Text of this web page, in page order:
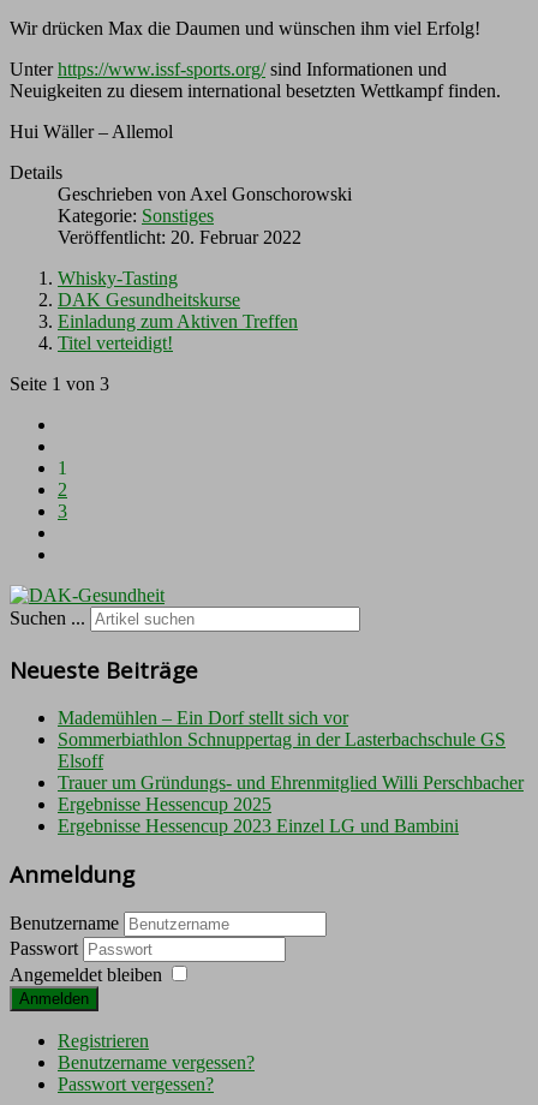
Wir drücken Max die Daumen und wünschen ihm viel Erfolg!
Unterhttps://www.issf-sports.org/sind Informationen und
Neuigkeiten zu diesem international besetzten Wettkampf finden.
Hui Wäller – Allemol
Details
Geschrieben von Axel Gonschorowski
Kategorie: Sonstiges
Veröffentlicht: 20. Februar 2022
Whisky-Tasting
DAK Gesundheitskurse
Einladung zum Aktiven Treffen
Titel verteidigt!
Seite 1 von 3
1
2
3
Suchen ...
Neueste Beiträge
Mademühlen – Ein Dorf stellt sich vor
Sommerbiathlon Schnuppertag in der Lasterbachschule GS
Elsoff
Trauer um Gründungs- und Ehrenmitglied Willi Perschbacher
Ergebnisse Hessencup 2025
Ergebnisse Hessencup 2023 Einzel LG und Bambini
Anmeldung
Benutzername
Passwort
Angemeldet bleiben
Anmelden
Registrieren
Benutzername vergessen?
Passwort vergessen?